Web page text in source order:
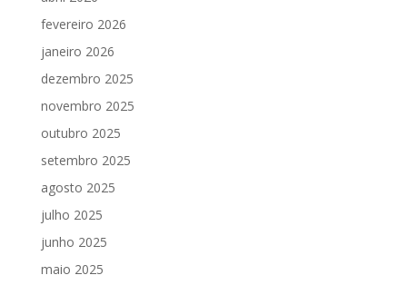
fevereiro 2026
janeiro 2026
dezembro 2025
novembro 2025
outubro 2025
setembro 2025
agosto 2025
julho 2025
junho 2025
maio 2025